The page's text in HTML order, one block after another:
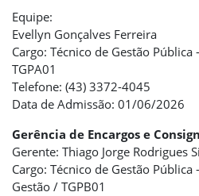
Equipe:
Evellyn Gonçalves Ferreira
Cargo: Técnico de Gestão
TGPA01
Telefone: (43) 3372-4045
Data de Admissão: 01/06/2026
Gerência de Encargos e
Gerente: Thiago Jorge Rodrigues
Cargo: Técnico de Gestão Pública
Gestão / TGPB01